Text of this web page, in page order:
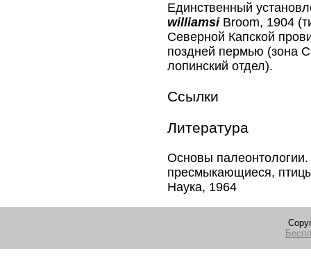
Единственный
williamsiBroom, 1904
Северной Капской
поздней пермью (зона
лопинский отдел).
Ссылки
Литература
Основы
пресмыкающиеся,
Наука, 1964